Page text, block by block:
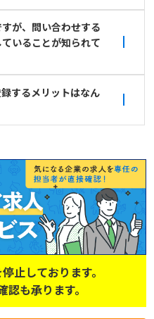
が、問い合わせする
いることが知られて
するメリットはなん
止しております。
も承ります。